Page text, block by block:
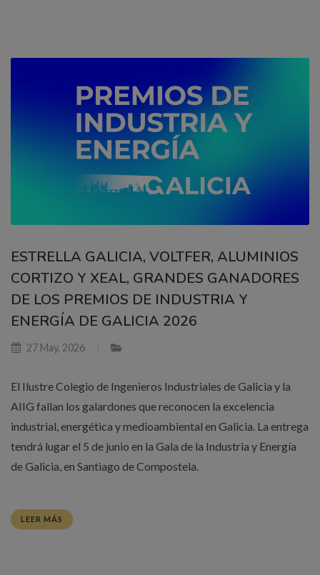
ESTRELLA GALICIA, VOLTFER, ALUMINIOS
CORTIZO Y XEAL, GRANDES GANADORES
DE LOS PREMIOS DE INDUSTRIA Y
ENERGÍA DE GALICIA 2026
27 May, 2026
El Ilustre Colegio de Ingenieros Industriales de Galicia y la
AIIG fallan los galardones que reconocen la excelencia
industrial, energética y medioambiental en Galicia. La entrega
tendrá lugar el 5 de junio en la Gala de la Industria y Energía
de Galicia, en Santiago de Compostela.
LEER MÁS